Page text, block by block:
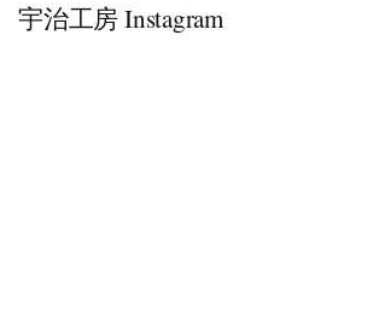
宇治工房 Instagram